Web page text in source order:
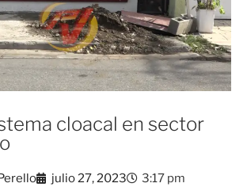
cloacal en sector
julio 27, 2023 3:17 pm